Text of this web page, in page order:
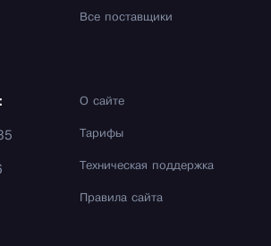
Все поставщики
О сайте
Тарифы
Техническая поддержка
Правила сайта